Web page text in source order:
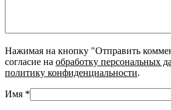
Нажимая на кнопку "Отправить
согласие на обработку персональных
политику конфиденциальности.
Имя *